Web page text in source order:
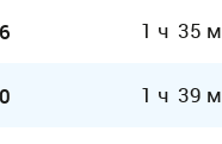
1 ч 35 м
1 ч 39 м